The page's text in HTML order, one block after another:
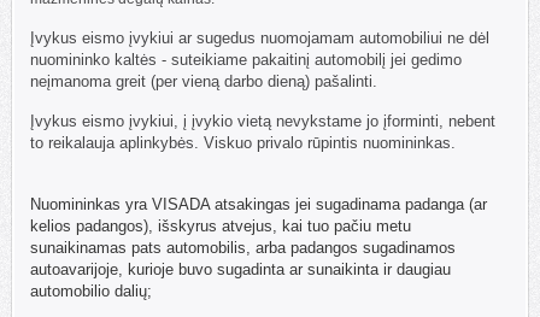
Įvykus eismo įvykiui ar sugedus nuomojamam automobiliui ne dėl
nuomininko kaltės - suteikiame pakaitinį automobilį jei gedimo
neįmanoma greit (per vieną darbo dieną) pašalinti.
Įvykus eismo įvykiui, į įvykio vietą nevykstame jo įforminti, nebent
to reikalauja aplinkybės. Viskuo privalo rūpintis nuomininkas.
Nuomininkas yra VISADA atsakingas jei sugadinama padanga (ar
kelios padangos), išskyrus atvejus, kai tuo pačiu metu
sunaikinamas pats automobilis, arba padangos sugadinamos
autoavarijoje, kurioje buvo sugadinta ar sunaikinta ir daugiau
automobilio dalių;